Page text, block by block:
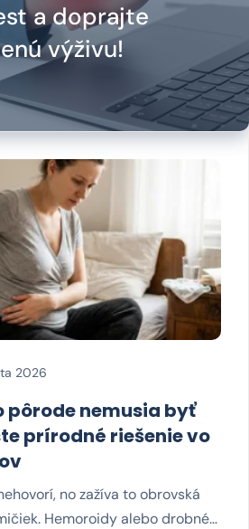
a doprajte
výživu!
2026
pôrode nemusia byť
prírodné riešenie vo
no zažíva to obrovská
Hemoroidy alebo drobné…